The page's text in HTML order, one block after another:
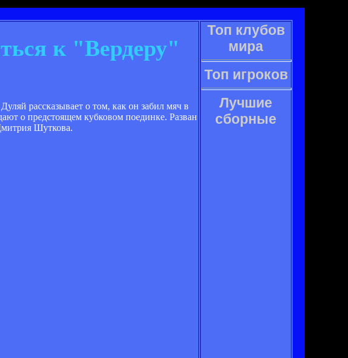
к "Вердеру"
рассказывает о том, как он забил мяч в
о предстоящем кубковом поединке. Разван
Шуткова.
Топ клубов
мира
Топ игроков
Лучшие
сборные